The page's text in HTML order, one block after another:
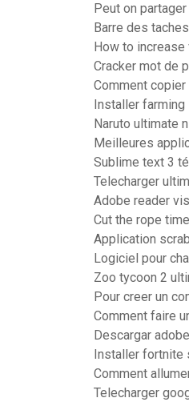
Peut on
Barre des
How to
Cracker mot de
Comment
Installer
Naruto ultimate
Meilleures
Sublime text 3
Telecharger
Adobe reader
Cut the rope
Application
Logiciel pour
Zoo tycoon 2
Pour creer un
Comment faire
Descargar
Installer fortnite
Comment
Telecharger